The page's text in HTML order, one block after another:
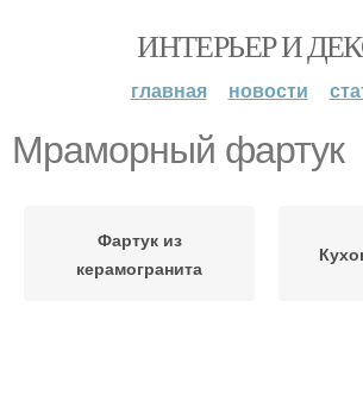
ИНТЕРЬЕР И
главная новости
Мраморный фартук
Фартук из
керамогранита